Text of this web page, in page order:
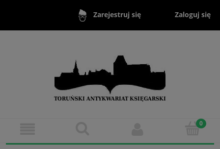
Zarejestruj się Zaloguj się